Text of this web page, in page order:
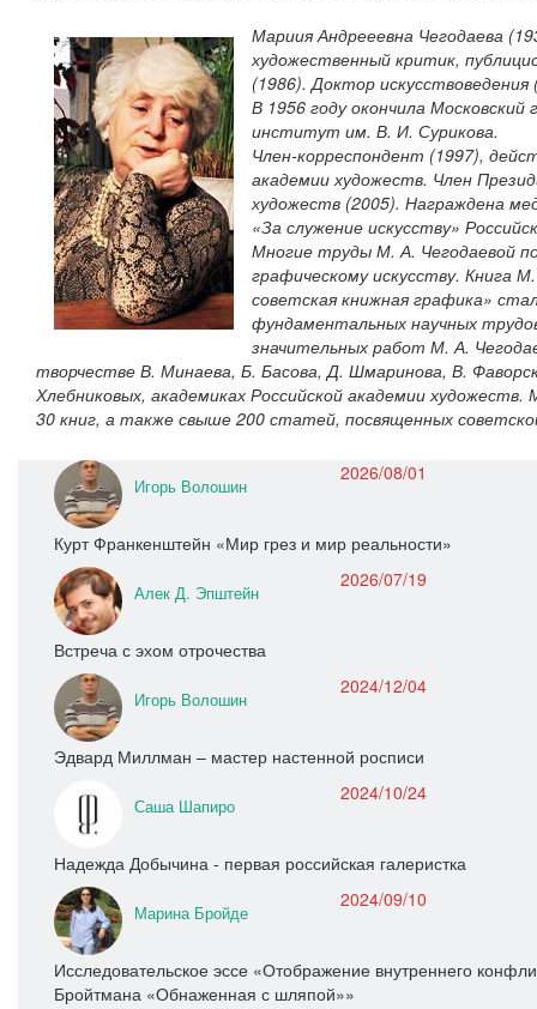
Мариия Андрееевна Чегодаева
художественный критик,
(1986). Доктор искусствоведения
В 1956 году окончила
институт им. В. И. Сурикова.
Член-корреспондент (1997),
академии художеств. Член
художеств (2005). Награждена
«За служение искусству»
Многие труды М. А. Чегодаевой
графическому искусству. Книга
советская книжная графика»
фундаментальных научных
значительных работ М. А.
творчестве В. Минаева, Б. Басова, Д. Шмаринова, В.
Хлебниковых, академиках Российской академии
30 книг, а также свыше 200 статей, посвященных
Игорь Волошин
2026/08/01
Курт Франкенштейн «Мир грез и мир реальности»
Алек Д. Эпштейн
2026/07/19
Встреча с эхом отрочества
Игорь Волошин
2024/12/04
Эдвард Миллман – мастер настенной росписи
Саша Шапиро
2024/10/24
Надежда Добычина - первая российская галеристка
Марина Бройде
2024/09/10
Исследовательское эссе «Отображение внутреннего
Бройтмана «Обнаженная с шляпой»»